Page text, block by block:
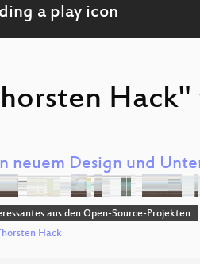
neuem Design und
aus den Open-Source-Projekten
Hack